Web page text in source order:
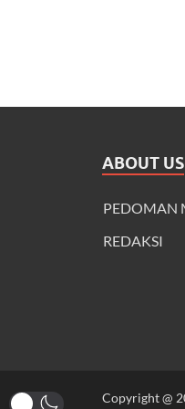
ABOUT US
PEDOMAN
REDAKSI
Copyright @